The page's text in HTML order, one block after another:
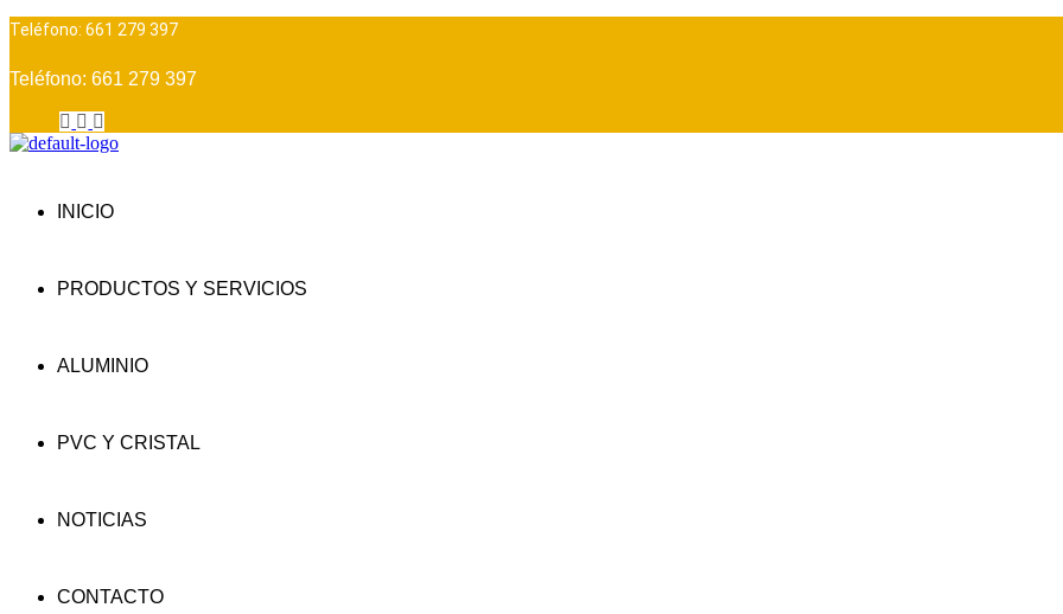
Teléfono: 661 279 397
Teléfono: 661 279 397
INICIO
PRODUCTOS Y SERVICIOS
ALUMINIO
PVC Y CRISTAL
NOTICIAS
CONTACTO